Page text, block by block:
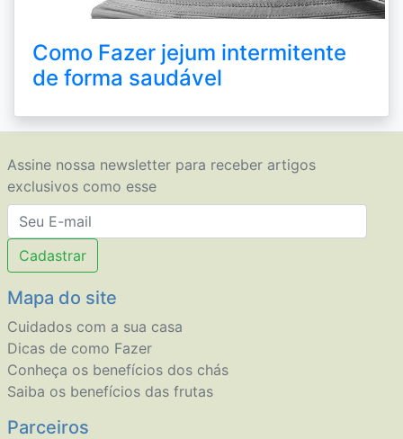
Como Fazer jejum intermitente
de forma saudável
Assine nossa newsletter para receber artigos
exclusivos como esse
Cadastrar
Mapa do site
Cuidados com a sua casa
Dicas de como Fazer
Conheça os benefícios dos chás
Saiba os benefícios das frutas
Parceiros